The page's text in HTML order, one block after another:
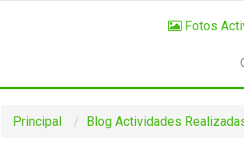
Fotos
Principal Blog Actividades